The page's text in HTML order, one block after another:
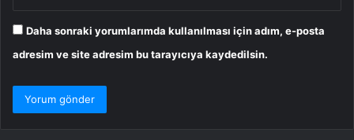
Daha sonraki yorumlarımda kullanılması için adım, e-posta
adresim ve site adresim bu tarayıcıya kaydedilsin.